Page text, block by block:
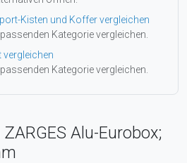
Kisten und Koffer vergleichen
Kategorie vergleichen.
Kategorie vergleichen.
Alu-Eurobox;